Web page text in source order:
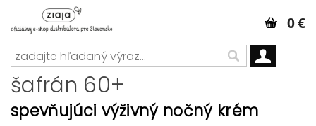
0 €
šafrán 60+
spevňujúci výživný nočný krém